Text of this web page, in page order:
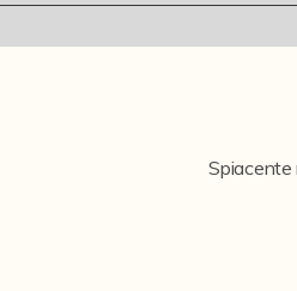
Spiacente